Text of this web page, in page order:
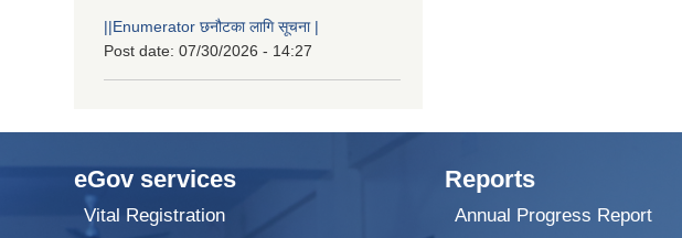
||Enumerator छनौटका लागि सूचना |
Post date: 07/30/2026 - 14:27
eGov services
Vital Registration
Reports
Annual Progress Report